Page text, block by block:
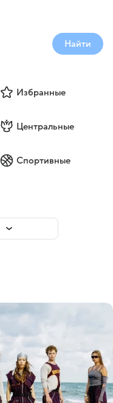
Найти
Избранные
Центральные
Спортивные